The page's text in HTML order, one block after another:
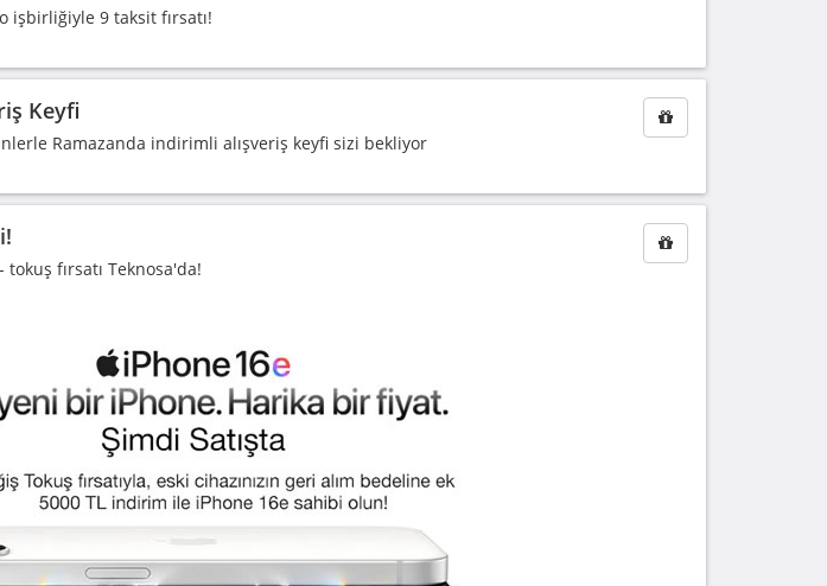
işbirliğiyle 9 taksit fırsatı!
Keyfi
Ramazanda indirimli alışveriş keyfi sizi bekliyor
fırsatı Teknosa'da!